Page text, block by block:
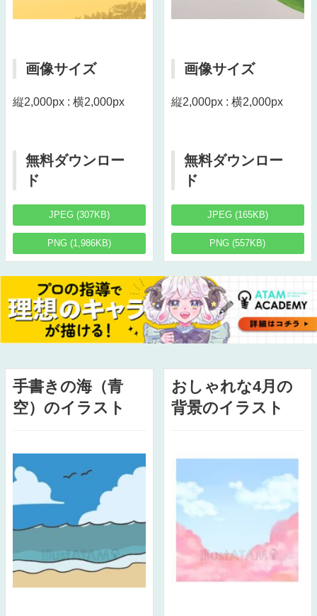
画像サイズ
縦2,000px : 横2,000px
無料ダウンロー
ド
JPEG (307KB)
PNG (1,986KB)
画像サイズ
縦2,000px : 横2,000px
無料ダウンロー
ド
JPEG (165KB)
PNG (557KB)
手書きの海（青
空）のイラスト
おしゃれな4月の
背景のイラスト